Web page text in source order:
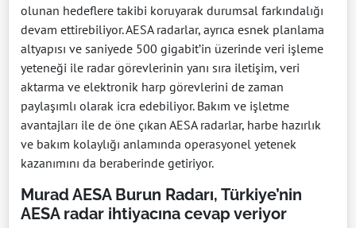
olunan hedeflere takibi koruyarak durumsal farkındalığı
devam ettirebiliyor. AESA radarlar, ayrıca esnek planlama
altyapısı ve saniyede 500 gigabit’in üzerinde veri işleme
yeteneği ile radar görevlerinin yanı sıra iletişim, veri
aktarma ve elektronik harp görevlerini de zaman
paylaşımlı olarak icra edebiliyor. Bakım ve işletme
avantajları ile de öne çıkan AESA radarlar, harbe hazırlık
ve bakım kolaylığı anlamında operasyonel yetenek
kazanımını da beraberinde getiriyor.
Murad AESA Burun Radarı, Türkiye’nin
AESA radar ihtiyacına cevap veriyor